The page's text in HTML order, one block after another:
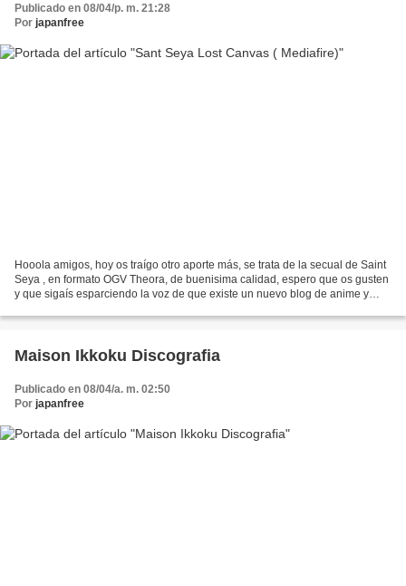
Publicado en 08/04/p. m. 21:28
Por japanfree
Hooola amigos, hoy os traígo otro aporte más, se trata de la secual de Saint
Seya , en formato OGV Theora, de buenisima calidad, espero que os gusten
y que sigaís esparciendo la voz de que existe un nuevo blog de anime y
Maison Ikkoku Discografia
Publicado en 08/04/a. m. 02:50
Por japanfree